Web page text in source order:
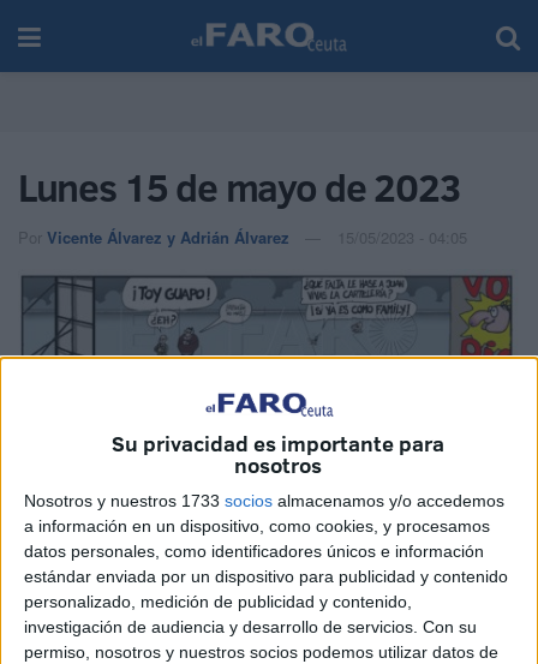
Su privacidad es importante para
nosotros
Nosotros y nuestros 1733 socios almacenamos y/o accedemos
a información en un dispositivo, como cookies, y procesamos
datos personales, como identificadores únicos e información
estándar enviada por un dispositivo para publicidad y contenido
personalizado, medición de publicidad y contenido,
investigación de audiencia y desarrollo de servicios. Con su
permiso, nosotros y nuestros socios podemos utilizar datos de
Lunes 15 de mayo de 2023
Por Vicente Álvarez y Adrián Álvarez 15/05/2023 - 04:05
RelatedPosts
Qué pena, qué pena
HACE 7 HORAS